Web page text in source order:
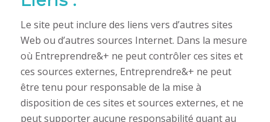
Le site peut inclure des liens vers d’autres sites
Web ou d’autres sources Internet. Dans la mesure
où Entreprendre&+ ne peut contrôler ces sites et
ces sources externes, Entreprendre&+ ne peut
être tenu pour responsable de la mise à
disposition de ces sites et sources externes, et ne
peut supporter aucune responsabilité quant au